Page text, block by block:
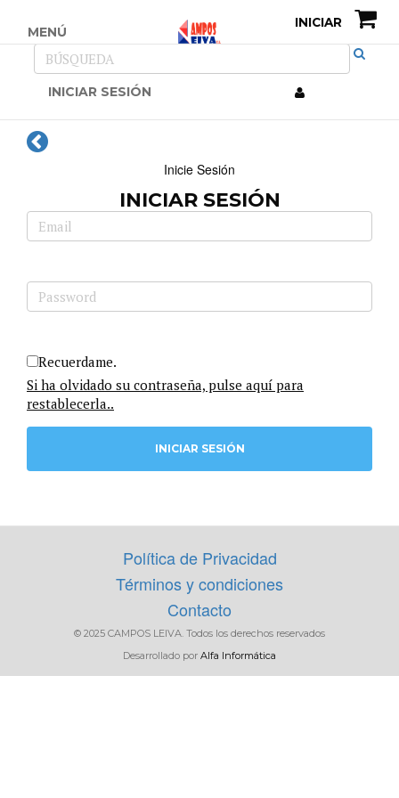
MENÚ
INICIAR
INICIAR SESIÓN
Inicie Sesión
INICIAR SESIÓN
Recuerdame.
Si ha olvidado su contraseña, pulse aquí para
restablecerla..
Política de Privacidad
Términos y condiciones
Contacto
© 2025 CAMPOS LEIVA. Todos los derechos reservados
Desarrollado por Alfa Informática